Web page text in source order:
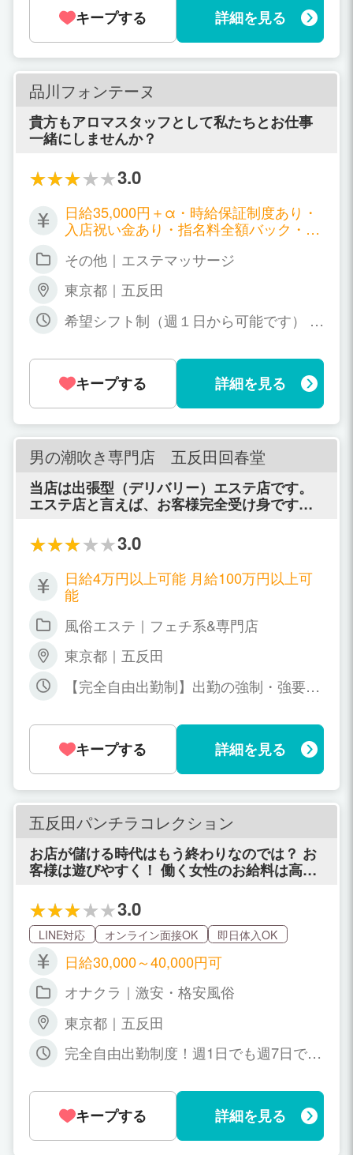
キープする 詳細を見る
品川フォンテーヌ
貴方もアロマスタッフとして私たちとお仕事
一緒にしませんか？
3.0
日給35,000円＋α・時給保証制度あり・
入店祝い金あり・指名料全額バック・バ
その他｜エステマッサージ
東京都｜五反田
希望シフト制（週１日から可能です） 他
朝10:00～翌朝5:00の時間帯で、一日５
時間以上働ける方。
キープする 詳細を見る
男の潮吹き専門店 五反田回春堂
当店は出張型（デリバリー）エステ店です。
エステ店と言えば、お客様完全受け身ですの
ません。 プレイ内容は「マッサージ」と「手
コキ」のみですので、安心・安全にお仕事が
出来るのが魅力です。 それでいて、料金設定
が高いので自然とお給料が高くなるのもさら
なる魅力です。 しかーーーーーーーーーー
し！！！ それでは他のお店となんら変わりが
ありませんよね？ 当店には他にはない一番の
ポイントがあるんです。 それは、風俗店初の
「男の潮吹き商標登録店」であるというこ
と。 つまり本物の男の潮吹きは日本でただ一
地から当店のプレイを求めてくるお客様が絶
えません。 これこそが他にはない『圧倒的集
客力』です。 当店なら身体に負担をかけず
に、ヘルスやソープ以上の高収入も可能とい
うわけです！！ 「ヘルスはやりたくない」
「ヘルスはもう疲れた」などという貴女にピ
ッタリなお店です☆
3.0
日給4万円以上可能 月給100万円以上可
能
風俗エステ｜フェチ系&専門店
東京都｜五反田
【完全自由出勤制】出勤の強制・強要は
キープする 詳細を見る
五反田パンチラコレクション
お店が儲ける時代はもう終わりなのでは？ お
客様は遊びやすく！ 働く女性のお給料は高
それでいい。 風俗愛だけで、利益度外視の新
しいリフレを五反田にオープンします！
3.0
LINE対応 オンライン面接OK 即日体入OK
日給30,000～40,000円可
オナクラ｜激安・格安風俗
東京都｜五反田
完全自由出勤制度！週1日でも週7日でも
シフト外「当日緊急出勤」も喜んで対応
致します！ 11：00～翌03:00の時間帯で
お好きな勤務時間で大丈夫です！1日3時
キープする 詳細を見る